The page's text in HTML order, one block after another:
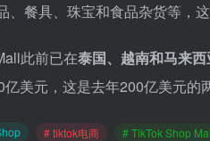
、餐具、珠宝和食品杂货等，
此前已在泰国、越南和马来西
美元，这是去年200亿美元的
# tiktok电商 # TikTok Shop